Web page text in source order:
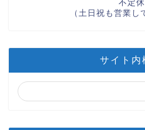
不定休
（土日祝も営業し
サイト内